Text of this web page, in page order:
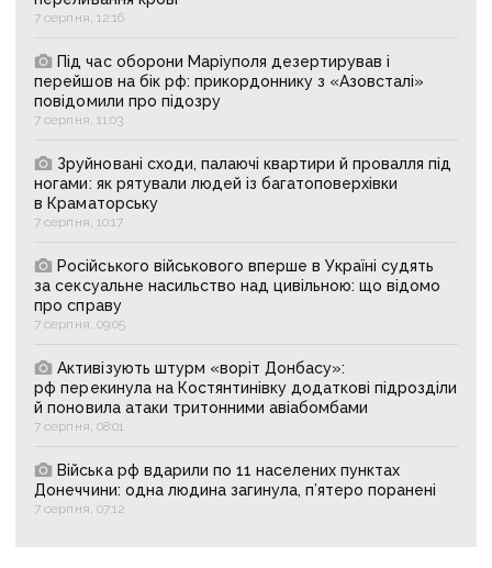
7 серпня, 12:16
Під час оборони Маріуполя дезертирував і
перейшов на бік рф: прикордоннику з «Азовсталі»
повідомили про підозру
7 серпня, 11:03
Зруйновані сходи, палаючі квартири й провалля під
ногами: як рятували людей із багатоповерхівки
в Краматорську
7 серпня, 10:17
Російського військового вперше в Україні судять
за сексуальне насильство над цивільною: що відомо
про справу
7 серпня, 09:05
Активізують штурм «воріт Донбасу»:
рф перекинула на Костянтинівку додаткові підрозділи
й поновила атаки тритонними авіабомбами
7 серпня, 08:01
Війська рф вдарили по 11 населених пунктах
Донеччини: одна людина загинула, п’ятеро поранені
7 серпня, 07:12